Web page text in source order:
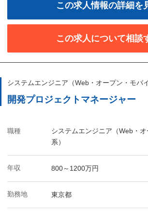
この求人情報の詳細を
この求人について相談
システムエンジニア（Web・オープン・モバ
開発プロジェクトマネージャー
職種
システムエンジニア（Web・
系）
年収 800～1200万円
勤務地 東京都